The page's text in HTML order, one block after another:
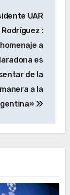
UAR
Rodríguez :
a
es
de la
a la